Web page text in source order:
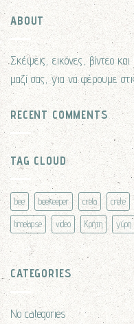
ABOUT
Σκέψεις, εικόνες, βίντεο
μαζί σας, για να φέρουμε
RECENT COMMENTS
TAG CLOUD
bee beekeeper creta crete
timelapse video Κρήτη γύρη
CATEGORIES
No categories